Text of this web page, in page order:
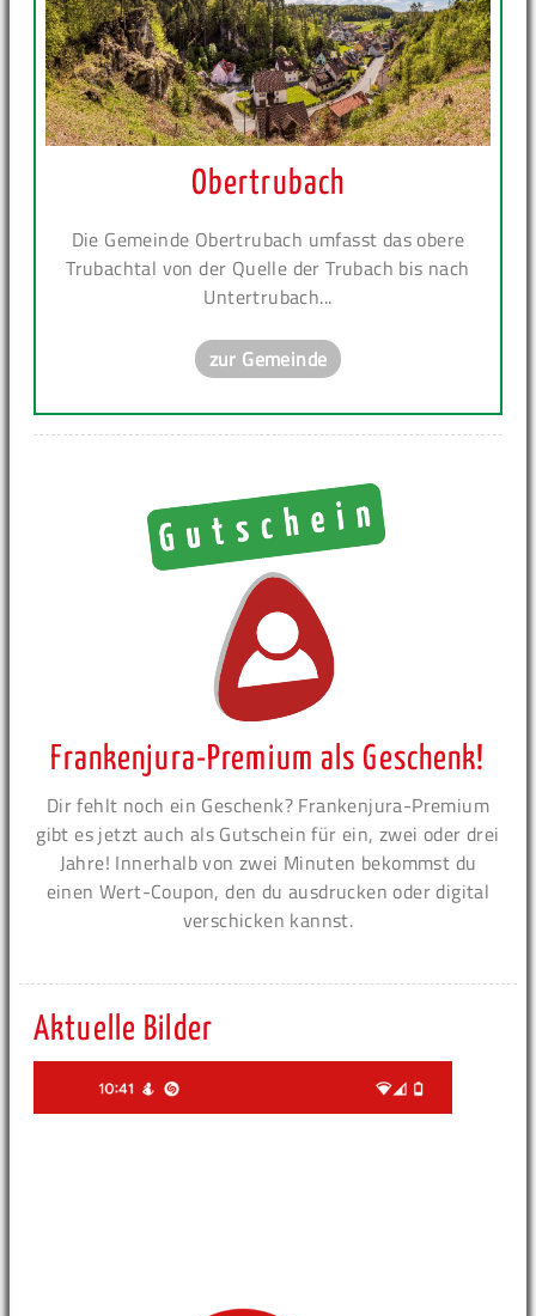
Obertrubach
Die Gemeinde Obertrubach umfasst das obere
Trubachtal von der Quelle der Trubach bis nach
Untertrubach...
zur Gemeinde
Frankenjura-Premium als Geschenk!
Dir fehlt noch ein Geschenk? Frankenjura-Premium
gibt es jetzt auch als Gutschein für ein, zwei oder drei
Jahre! Innerhalb von zwei Minuten bekommst du
einen Wert-Coupon, den du ausdrucken oder digital
verschicken kannst.
Aktuelle Bilder